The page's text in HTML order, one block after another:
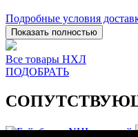
Подробные условия
Показать полностью
Все товары НХЛ
ПОДОБРАТЬ